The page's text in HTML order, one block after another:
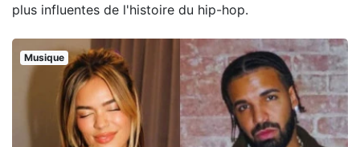
plus influentes de l'histoire du hip-hop.
Musique